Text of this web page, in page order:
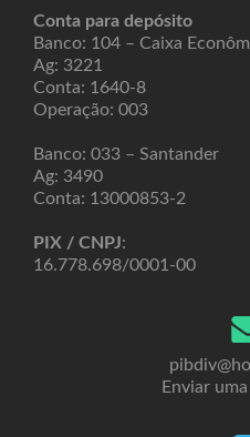
Conta para depósito
Banco: 104 – Caixa
Ag: 3221
Conta: 1640-8
Operação: 003
Banco: 033 – Santander
Ag: 3490
Conta: 13000853-2
PIX / CNPJ:
16.778.698/0001-00
Enviar